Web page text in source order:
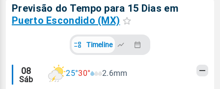
Previsão do Tempo para 15 Dias em
Puerto Escondido (MX)
Timeline
Alertas
meteorológicos
08
Sáb
25°30° 2.6mm